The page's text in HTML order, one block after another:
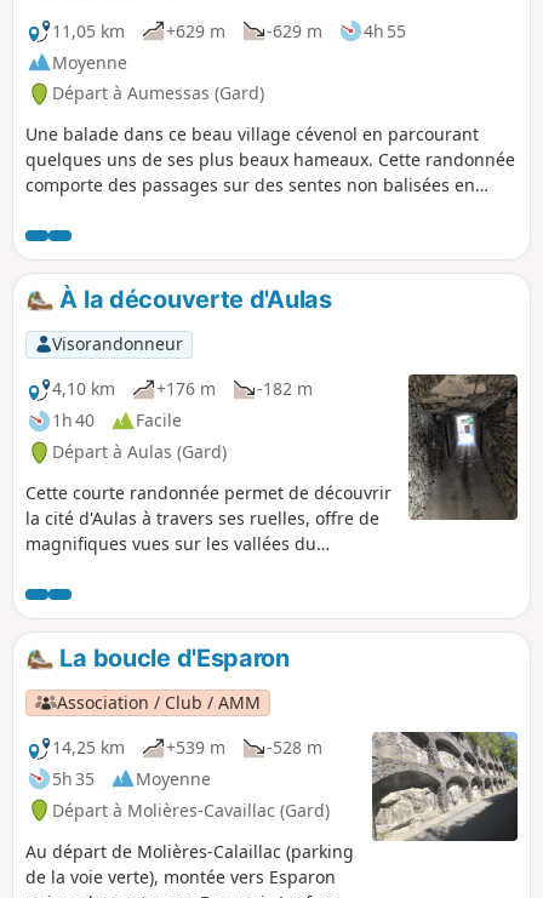
11,05 km
+629 m -629 m
4h 55
Moyenne
Départ à Aumessas (Gard)
Une balade dans ce beau village cévenol en parcourant
quelques uns de ses plus beaux hameaux. Cette randonnée
comporte des passages sur des sentes non balisées en
le parcours en vaut la peine. On passe dans des
châtaigneraies au-dessus du Caladon.
À la découverte d'Aulas
Visorandonneur
4,10 km
+176 m
-182 m
1h 40
Facile
Départ à Aulas (Gard)
Cette courte randonnée permet de découvrir
la cité d'Aulas à travers ses ruelles, offre de
magnifiques vues sur les vallées du
d'Anjeau dès qu'on s'élève au-dessus du
village. On redescend ensuite dans la vallée
pour déambuler dans le centre historique
d'Aulas.La boucle d'Esparon
Association / Club / AMM
14,25 km
+539 m
-528 m
5h 35
Moyenne
Départ à Molières-Cavaillac (Gard)
Au départ de Molières-Calaillac (parking
de la voie verte), montée vers Esparon